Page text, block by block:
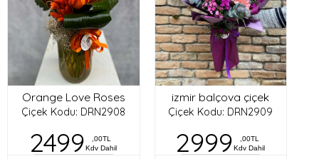
Orange Love Roses
Çiçek Kodu: DRN2908
2499
,00TL
Kdv Dahil
izmir balçova çiçek
Çiçek Kodu: DRN2909
2999
,00TL
Kdv Dahil